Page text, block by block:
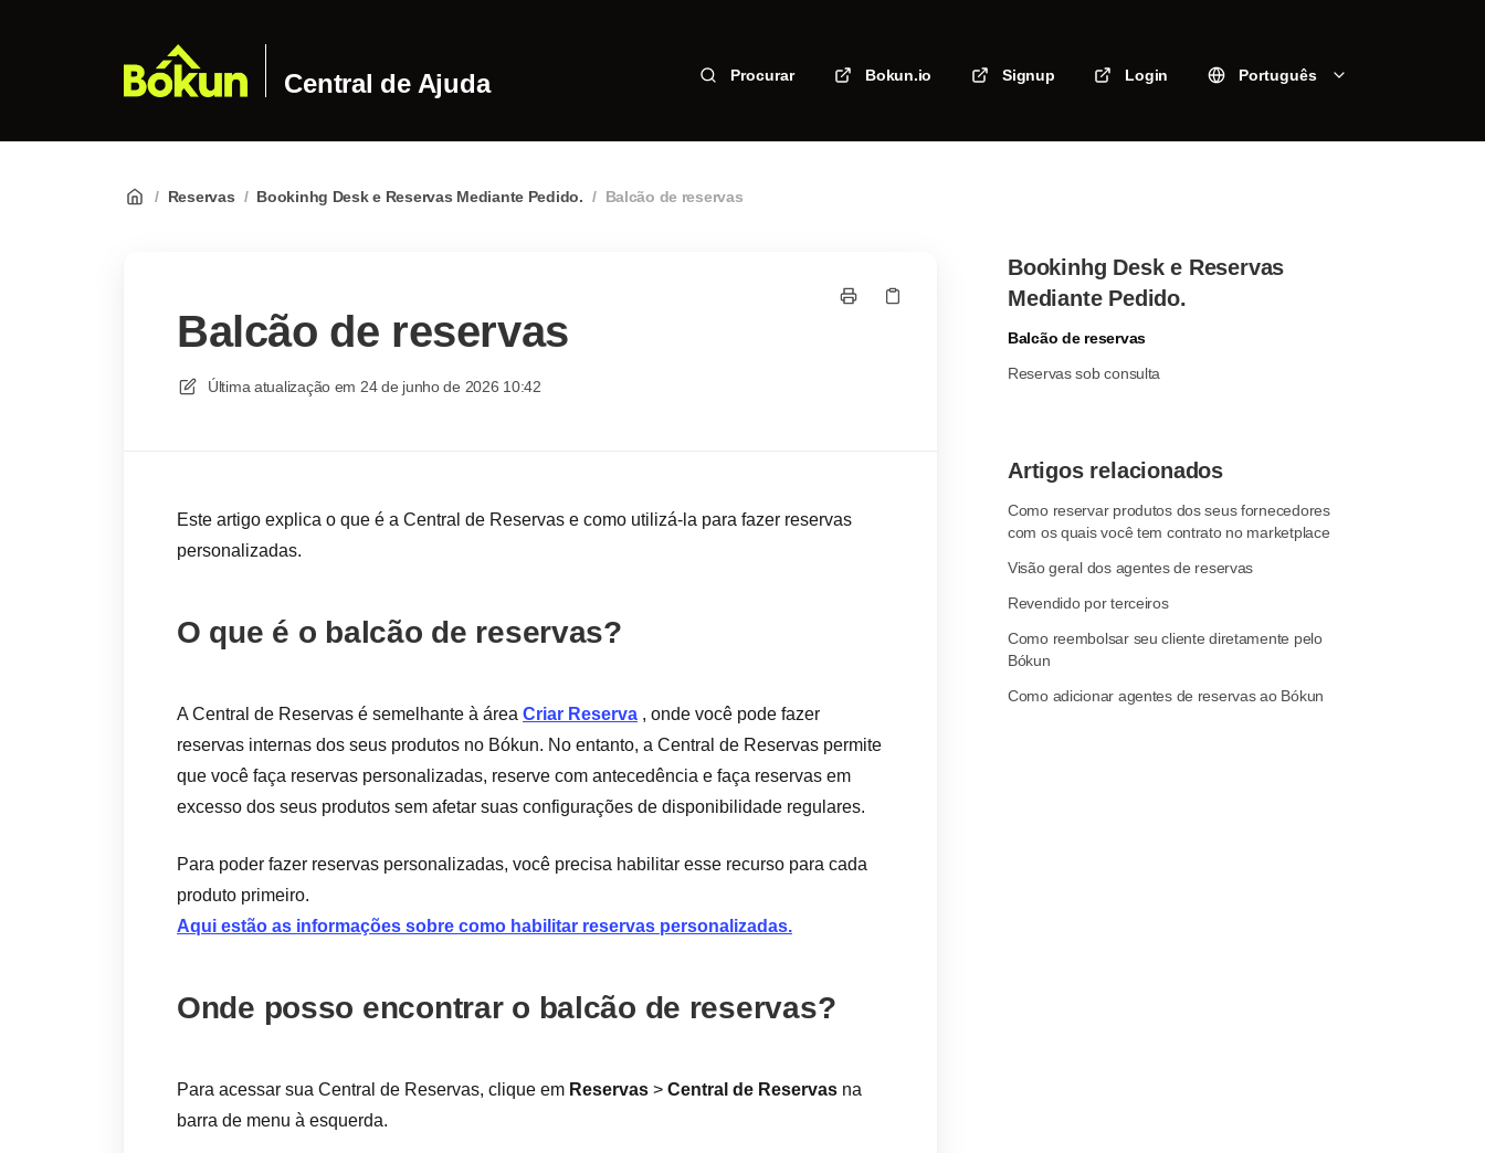
Central de Ajuda Procurar Bokun.io Signup Login Português
/ Reservas / Bookinhg Desk e Reservas Mediante Pedido. / Balcão de reservas
Balcão de reservas
Última atualização em 24 de junho de 2026 10:42
Este artigo explica o que é a Central de Reservas e como utilizá-la para fazer reservas
personalizadas.
O que é o balcão de reservas?
A Central de Reservas é semelhante à área Criar Reserva , onde você pode fazer
reservas internas dos seus produtos no Bókun. No entanto, a Central de Reservas permite
que você faça reservas personalizadas, reserve com antecedência e faça reservas em
excesso dos seus produtos sem afetar suas configurações de disponibilidade regulares.
Para poder fazer reservas personalizadas, você precisa habilitar esse recurso para cada
produto primeiro.
Aqui estão as informações sobre como habilitar reservas personalizadas.
Onde posso encontrar o balcão de reservas?
Para acessar sua Central de Reservas, clique em Reservas > Central de Reservas na
barra de menu à esquerda.
Bookinhg Desk e Reservas
Mediante Pedido.
Balcão de reservas
Reservas sob consulta
Artigos relacionados
Como reservar produtos dos seus fornecedores
com os quais você tem contrato no marketplace
Visão geral dos agentes de reservas
Revendido por terceiros
Como reembolsar seu cliente diretamente pelo
Bókun
Como adicionar agentes de reservas ao Bókun